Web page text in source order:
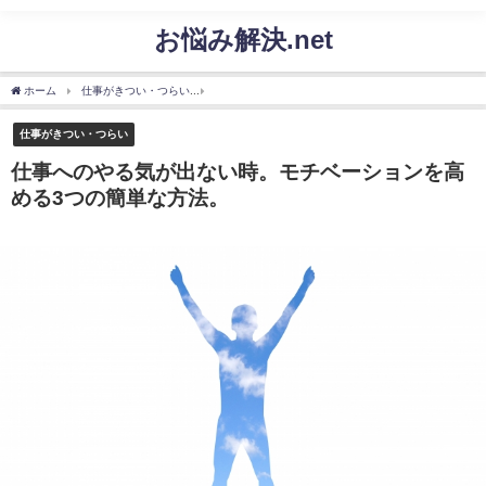
お悩み解決.net
ホーム 仕事がきつい・つらい
仕事がきつい・つらい
仕事へのやる気が出ない時。モチベーションを高
める3つの簡単な方法。